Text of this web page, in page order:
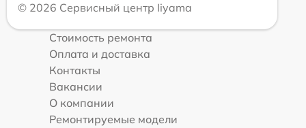
© 2026 Сервисный центр Iiyama
Стоимость ремонта
Оплата и доставка
Контакты
Вакансии
О компании
Ремонтируемые модели